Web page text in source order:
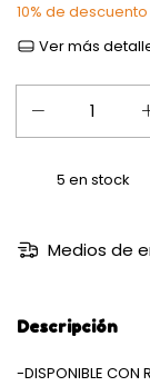
10% de descuento
Ver más
5 en stock
Medios de
Descripción
-DISPONIBLE CON